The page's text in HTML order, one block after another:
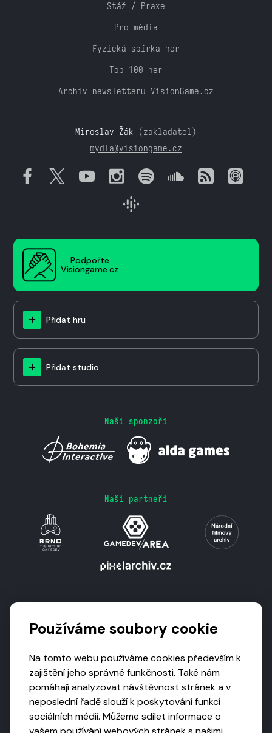
Stáž / Praxe
Pro média
Fyzická sbírka her
Top 100 her
Archiv newsletteru VisionGame.cz
Miroslav Žák (zakladatel)
mydla@visiongame.cz
Podpořte
Visiongame.cz
Přidat hru
Přidat studio
Naši sponzoři
Naši partneři
Používáme soubory cookie
Na tomto webu používáme cookies především k
zajištění jeho správné funkčnosti. Také nám
pomáhají analyzovat návštěvnost stránek a v
neposlední řadě slouží k poskytování funkcí
sociálních médií. Můžeme sdílet informace o